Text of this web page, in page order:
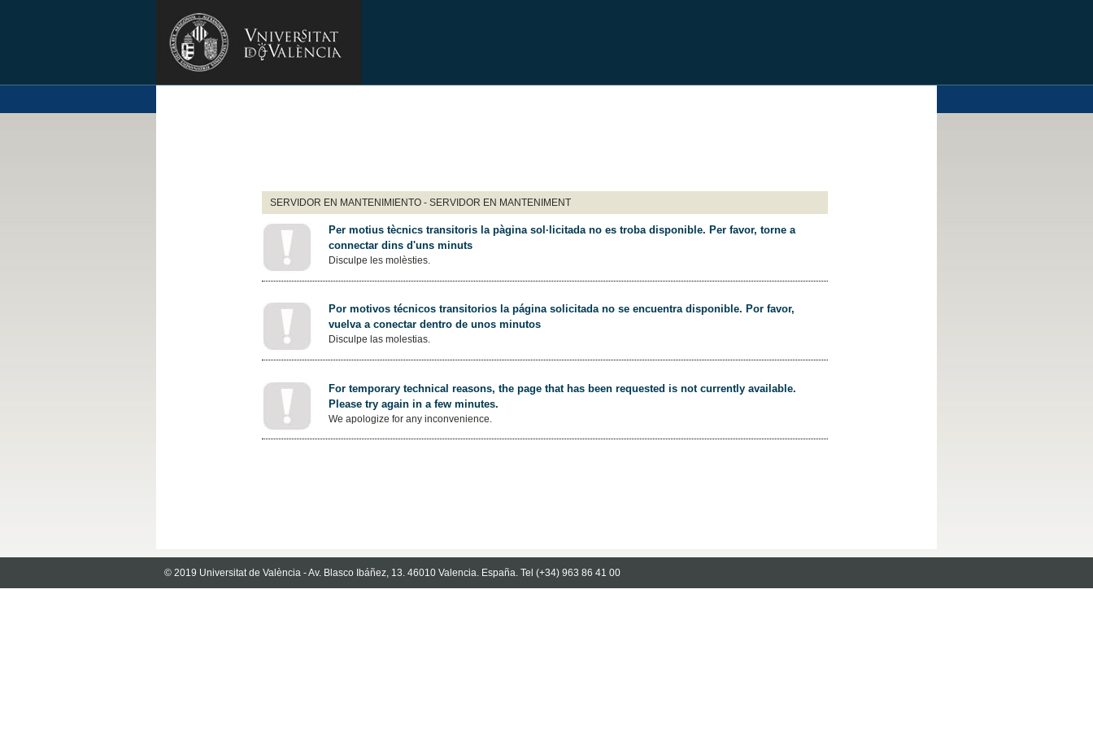
SERVIDOR EN MANTENIMIENTO - SERVIDOR EN MANTENIMENT
Per motius tècnics transitoris la pàgina sol·licitada no es troba disponible. Per favor, torne a
connectar dins d'uns minuts
Disculpe les molèsties.
Por motivos técnicos transitorios la página solicitada no se encuentra disponible. Por favor,
vuelva a conectar dentro de unos minutos
Disculpe las molestias.
For temporary technical reasons, the page that has been requested is not currently available.
Please try again in a few minutes.
We apologize for any inconvenience.
© 2019 Universitat de València - Av. Blasco Ibáñez, 13. 46010 Valencia. España. Tel (+34) 963 86 41 00